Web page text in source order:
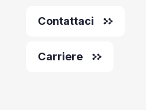
Contattaci
Carriere